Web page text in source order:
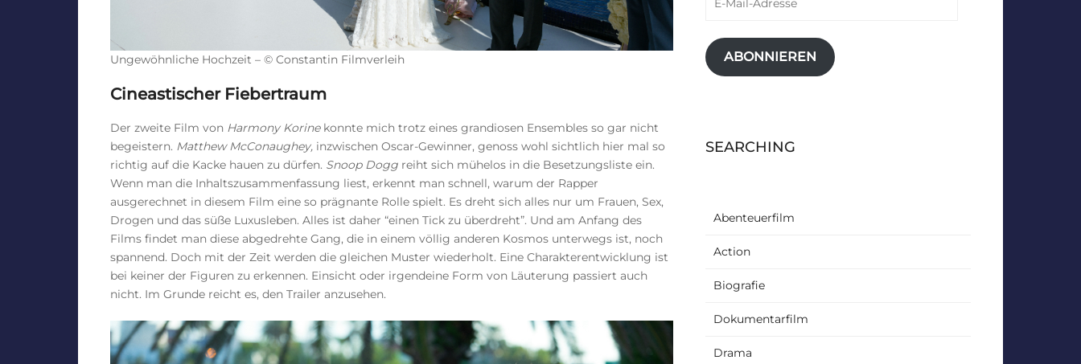
Ungewöhnliche Hochzeit – © Constantin Filmverleih
Cineastischer Fiebertraum
Der zweite Film von Harmony Korinekonnte mich trotz eines grandiosen Ensembles so gar nicht
begeistern. Matthew McConaughey, inzwischen Oscar-Gewinner, genoss wohl sichtlich hier mal so
richtig auf die Kacke hauen zu dürfen. Snoop Dogg reiht sich mühelos in die Besetzungsliste ein.
Wenn man die Inhaltszusammenfassung liest, erkennt man schnell, warum der Rapper
ausgerechnet in diesem Film eine so prägnante Rolle spielt. Es dreht sich alles nur um Frauen, Sex,
Drogen und das süße Luxusleben. Alles ist daher “einen Tick zu überdreht”. Und am Anfang des
Films findet man diese abgedrehte Gang, die in einem völlig anderen Kosmos unterwegs ist, noch
spannend. Doch mit der Zeit werden die gleichen Muster wiederholt. Eine Charakterentwicklung ist
bei keiner der Figuren zu erkennen. Einsicht oder irgendeine Form von Läuterung passiert auch
nicht. Im Grunde reicht es, den Trailer anzusehen.
Mail-
ABONNIEREN
SEARCHING
Abenteuerfilm
Action
Biografie
Dokumentarfilm
Drama